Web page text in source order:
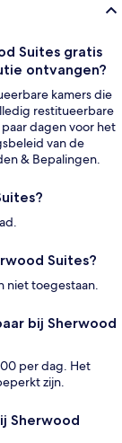
Suites gratis
ontvangen?
kamers die
restitueerbare
dagen voor het
van de
& Bepalingen.
Suites?
niet toegestaan.
bij Sherwood
per dag. Het
zijn.
Sherwood